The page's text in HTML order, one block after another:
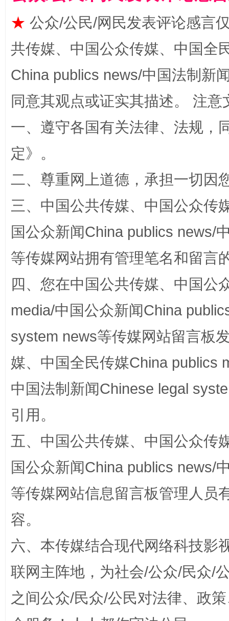
漫山遍野的桃花与雪山、麦地、白藏房 除
这是一记警钟！ 谢
★ 公众/公民/网民发表评论感言
共传媒、中国公众传媒、中国全
China publics news/中国法制新
同意其观点或证实其描述。 注
一、遵守各国有关法律、法规，
定》。
二、尊重网上道德，承担一切因
三、中国公共传媒、中国公众传
国公众新闻China publics news/
等传媒网站拥有管理笔名和留言
四、您在中国公共传媒、中国公
media/中国公众新闻China
system news等传媒网站留言板
媒、中国全民传媒China publics
中国法制新闻Chinese legal
引用。
五、中国公共传媒、中国公众传
国公众新闻China publics news/
等传媒网站信息留言板管理人员
容。
六、本传媒结合现代网络科技影
联网主阵地，为社会/公众/民众/
之间公众/民众/公民对法律、政